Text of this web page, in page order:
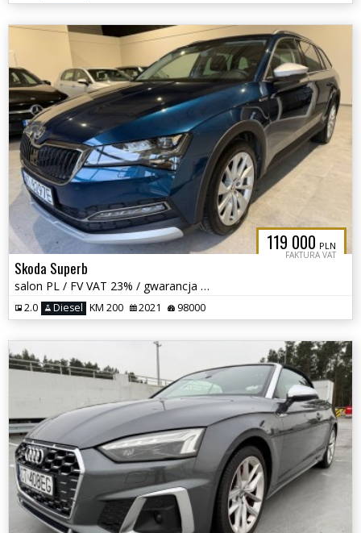
119 000 PLN
FAKTURA VAT
Skoda Superb
salon PL / FV VAT 23% / gwarancja / Scout / 4x4 / 200 KM /
2.0 Diesel KM 200 2021 98000